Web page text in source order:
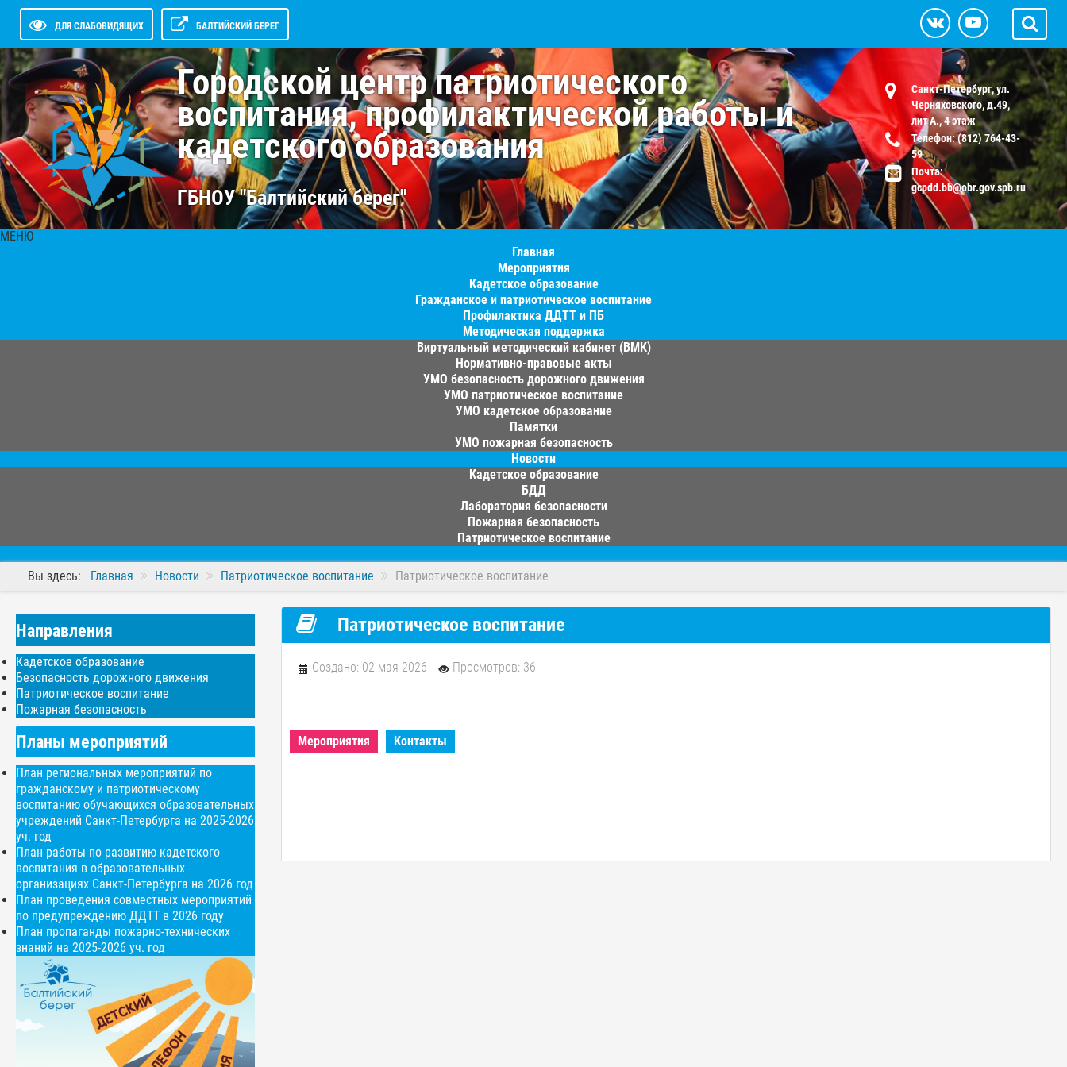
ДЛЯ СЛАБОВИДЯЩИХ БАЛТИЙСКИЙ БЕРЕГ
Городской центр патриотического
воспитания, профилактической работы и
кадетского образования
ГБНОУ "Балтийский берег"
Санкт-Петербург, ул.
Черняховского, д.49,
лит А., 4 этаж
Телефон: (812) 764-43-
59
Почта:
gcpdd.bb@obr.gov.spb.ru
МЕНЮ
Главная
Мероприятия
Кадетское образование
Гражданское и патриотическое воспитание
Профилактика ДДТТ и ПБ
Методическая поддержка
Виртуальный методический кабинет (ВМК)
Нормативно-правовые акты
УМО безопасность дорожного движения
УМО патриотическое воспитание
УМО кадетское образование
Памятки
УМО пожарная безопасность
Новости
Кадетское образование
БДД
Лаборатория безопасности
Пожарная безопасность
Патриотическое воспитание
Вы здесь: Главная Новости Патриотическое воспитание Патриотическое воспитание
Направления
Кадетское образование
Безопасность дорожного движения
Патриотическое воспитание
Пожарная безопасность
Планы мероприятий
План региональных мероприятий по
гражданскому и патриотическому
воспитанию обучающихся образовательных
учреждений Санкт-Петербурга на 2025-2026
уч. год
План работы по развитию кадетского
воспитания в образовательных
организациях Санкт-Петербурга на 2026 год
План проведения совместных мероприятий
по предупреждению ДДТТ в 2026 году
План пропаганды пожарно-технических
знаний на 2025-2026 уч. год
Патриотическое воспитание
Создано: 02 мая 2026 Просмотров: 36
Мероприятия Контакты